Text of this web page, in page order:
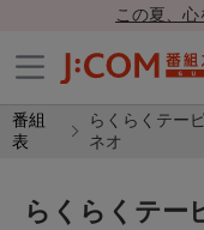
この夏、
番組
表
らくらくテー
ネオ
らくらくテー